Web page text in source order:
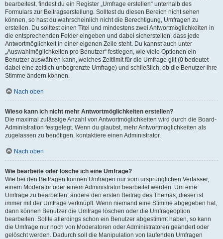
bearbeitest, findest du ein Register „Umfrage erstellen“ unterhalb des
Formulars zur Beitragserstellung. Solltest du diesen Bereich nicht sehen
können, so hast du wahrscheinlich nicht die Berechtigung, Umfragen zu
erstellen. Du solltest einen Titel und mindestens zwei Antwortmöglichkeiten in
die entsprechenden Felder eingeben und dabei sicherstellen, dass jede
Antwortmöglichkeit in einer eigenen Zeile steht. Du kannst auch unter
„Auswahlmöglichkeiten pro Benutzer“ festlegen, wie viele Optionen ein
Benutzer auswählen kann, welches Zeitlimit für die Umfrage gilt (0 bedeutet
dabei eine zeitlich unbegrenzte Umfrage) und schließlich, ob die Benutzer ihre
Stimme ändern können.
Nach oben
Wieso kann ich nicht mehr Antwortmöglichkeiten erstellen?
Die maximal zulässige Anzahl von Antwortmöglichkeiten wird durch die Board-
Administration festgelegt. Wenn du glaubst, mehr Antwortmöglichkeiten als
zugelassen zu benötigen, kontaktiere einen Administrator.
Nach oben
Wie bearbeite oder lösche ich eine Umfrage?
Wie bei den Beiträgen können Umfragen nur vom ursprünglichen Verfasser,
einem Moderator oder einem Administrator bearbeitet werden. Um eine
Umfrage zu bearbeiten, ändere den ersten Beitrag des Themas; dieser ist
immer mit der Umfrage verknüpft. Wenn niemand eine Stimme abgegeben hat,
dann können Benutzer die Umfrage löschen oder die Umfrageoption
bearbeiten. Sollte allerdings schon ein Benutzer abgestimmt haben, so kann
die Umfrage nur noch von Moderatoren oder Administratoren geändert oder
gelöscht werden. Dadurch soll die Manipulation von laufenden Umfragen